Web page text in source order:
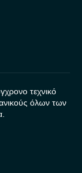
τεχνικό
όλων των